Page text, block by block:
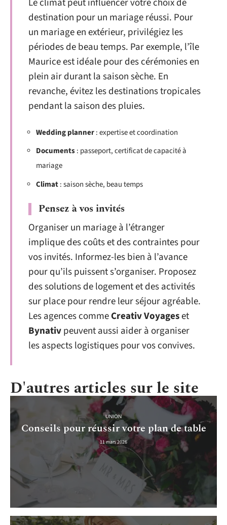
Le climat peut influencer votre choix de
destination pour un mariage réussi. Pour
un mariage en extérieur, privilégiez les
périodes de beau temps. Par exemple, l’île
Maurice est idéale pour des cérémonies en
plein air durant la saison sèche. En
revanche, évitez les destinations tropicales
pendant la saison des pluies.
Wedding planner: expertise et coordination
Documents: passeport, certificat de capacité à
mariage
Climat: saison sèche, beau temps
Pensez à vos invités
Organiser un mariage à l’étranger
implique des coûts et des contraintes pour
vos invités. Informez-les bien à l’avance
pour qu’ils puissent s’organiser. Proposez
des solutions de logement et des activités
sur place pour rendre leur séjour agréable.
Les agences commeCreativ Voyageset
Bynativpeuvent aussi aider à organiser
les aspects logistiques pour vos convives.
D'autres articles sur le site
UNION
Conseils pour réussir votre plan de table
11 mars 2026